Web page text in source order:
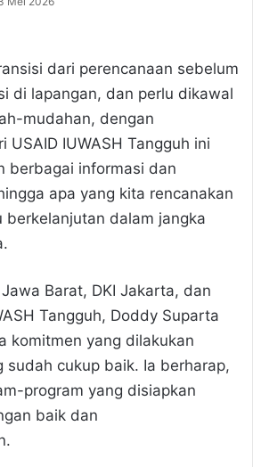
dari perencanaan sebelum
di lapangan, dan perlu dikawal
mudahan, dengan
USAID IUWASH Tangguh ini
berbagai informasi dan
apa yang kita rencanakan
berkelanjutan dalam jangka
Barat, DKI Jakarta, dan
Tangguh, Doddy Suparta
komitmen yang dilakukan
sudah cukup baik. Ia berharap,
program yang disiapkan
baik dan